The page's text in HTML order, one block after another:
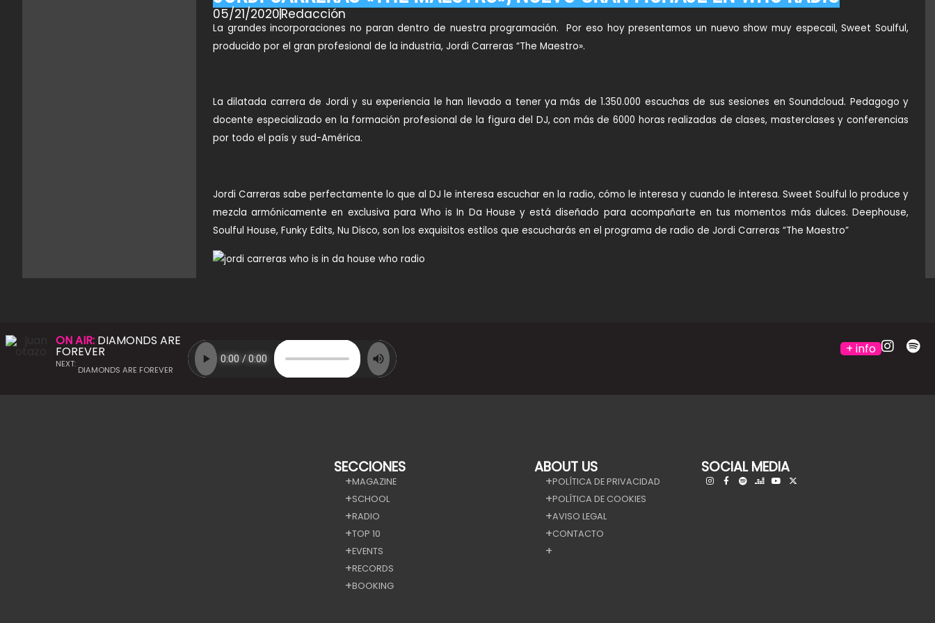
05/21/2020Redacción
La grandes incorporaciones no paran dentro de nuestra programación. Por eso hoy presentamos un nuevo show muy especail, Sweet Soulful,
producido por el gran profesional de la industria, Jordi Carreras “The Maestro».
La dilatada carrera de Jordi y su experiencia le han llevado a tener ya más de 1.350.000 escuchas de sus sesiones en Soundcloud. Pedagogo y
docente especializado en la formación profesional de la figura del DJ, con más de 6000 horas realizadas de clases, masterclases y conferencias
por todo el país y sud-América.
Jordi Carreras sabe perfectamente lo que al DJ le interesa escuchar en la radio, cómo le interesa y cuando le interesa. Sweet Soulful lo produce y
mezcla armónicamente en exclusiva para Who is In Da House y está diseñado para acompañarte en tus momentos más dulces. Deephouse,
Soulful House, Funky Edits, Nu Disco, son los exquisitos estilos que escucharás en el programa de radio de Jordi Carreras “The Maestro”
ON AIR: DIAMONDS ARE
FOREVER
NEXT:
DIAMONDS ARE FOREVER
+ info
SECCIONES
MAGAZINE
SCHOOL
RADIO
TOP 10
EVENTS
RECORDS
BOOKING
ABOUT US
POLÍTICA DE PRIVACIDAD
POLÍTICA DE COOKIES
AVISO LEGAL
CONTACTO
SOCIAL MEDIA